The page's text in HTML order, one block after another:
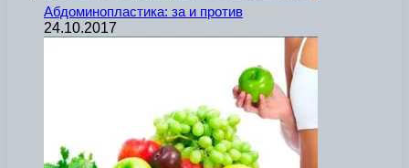
Абдоминопластика: за и против
24.10.2017